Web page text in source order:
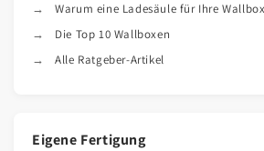
Warum eine Ladesäule für Ihre
Die Top 10 Wallboxen
Alle Ratgeber-Artikel
Eigene Fertigung